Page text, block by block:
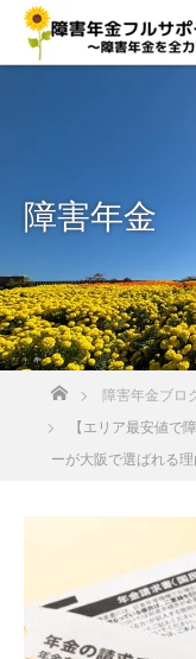
障害年金
障害年金ブロ
【エリア最安値で
ーが大阪で選ばれる理